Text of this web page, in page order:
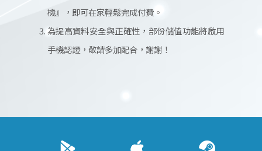
機』，即可在家輕鬆完成付費。
為提高資料安全與正確性，部份儲值功能將啟用
手機認證，敬請多加配合，謝謝！